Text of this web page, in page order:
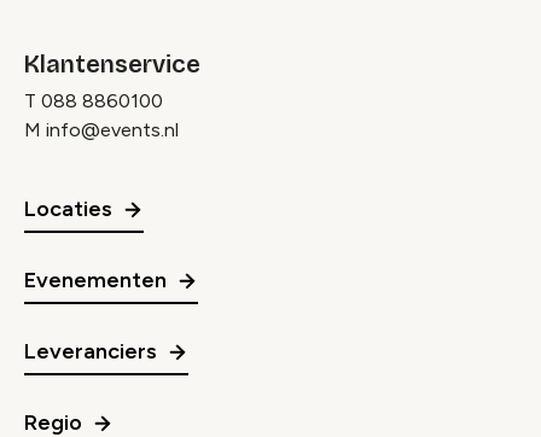
Klantenservice
T 088 8860100
M info@events.nl
Locaties
Evenementen
Leveranciers
Regio